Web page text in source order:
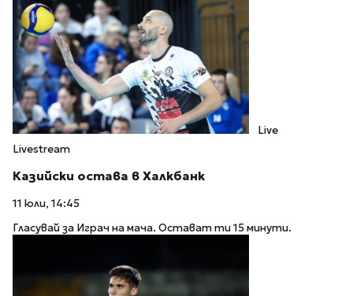
Live
Livestream
Казийски остава в Халкбанк
11 юли, 14:45
Гласувай за Играч на мача. Остават ти 15 минути.